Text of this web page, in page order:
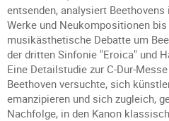
entsenden, analysiert
Werke und Neukompositionen
musikästhetische Debatte um
der dritten Sinfonie "Eroica" und
Eine Detailstudie zur C-Dur-
Beethoven versuchte, sich
emanzipieren und sich zugleich,
Nachfolge, in den Kanon